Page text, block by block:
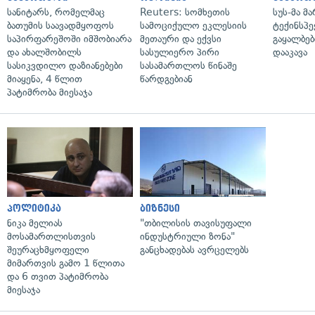
სანიტარს, რომელმაც
ბათუმის საავადმყოფოს
საპირფარეშოში იმშობიარა
და ახალშობილს
სასიკვდილო დაზიანებები
მიაყენა, 4 წლით
პატიმრობა მიესაჯა
Reuters: სომხეთის
სამოციქულო ეკლესიის
მეთაური და ექვსი
სასულიერო პირი
სასამართლოს წინაშე
წარდგებიან
სუს-მა
დააკავა
პოლიტიკა
ნიკა მელიას
მოსამართლისთვის
შეურაცხმყოფელი
მიმართვის გამო 1 წლითა
და 6 თვით პატიმრობა
მიესაჯა
ბიზნესი
"თბილისის თავისუფალი
ინდუსტრიული ზონა"
განცხადებას ავრცელებს